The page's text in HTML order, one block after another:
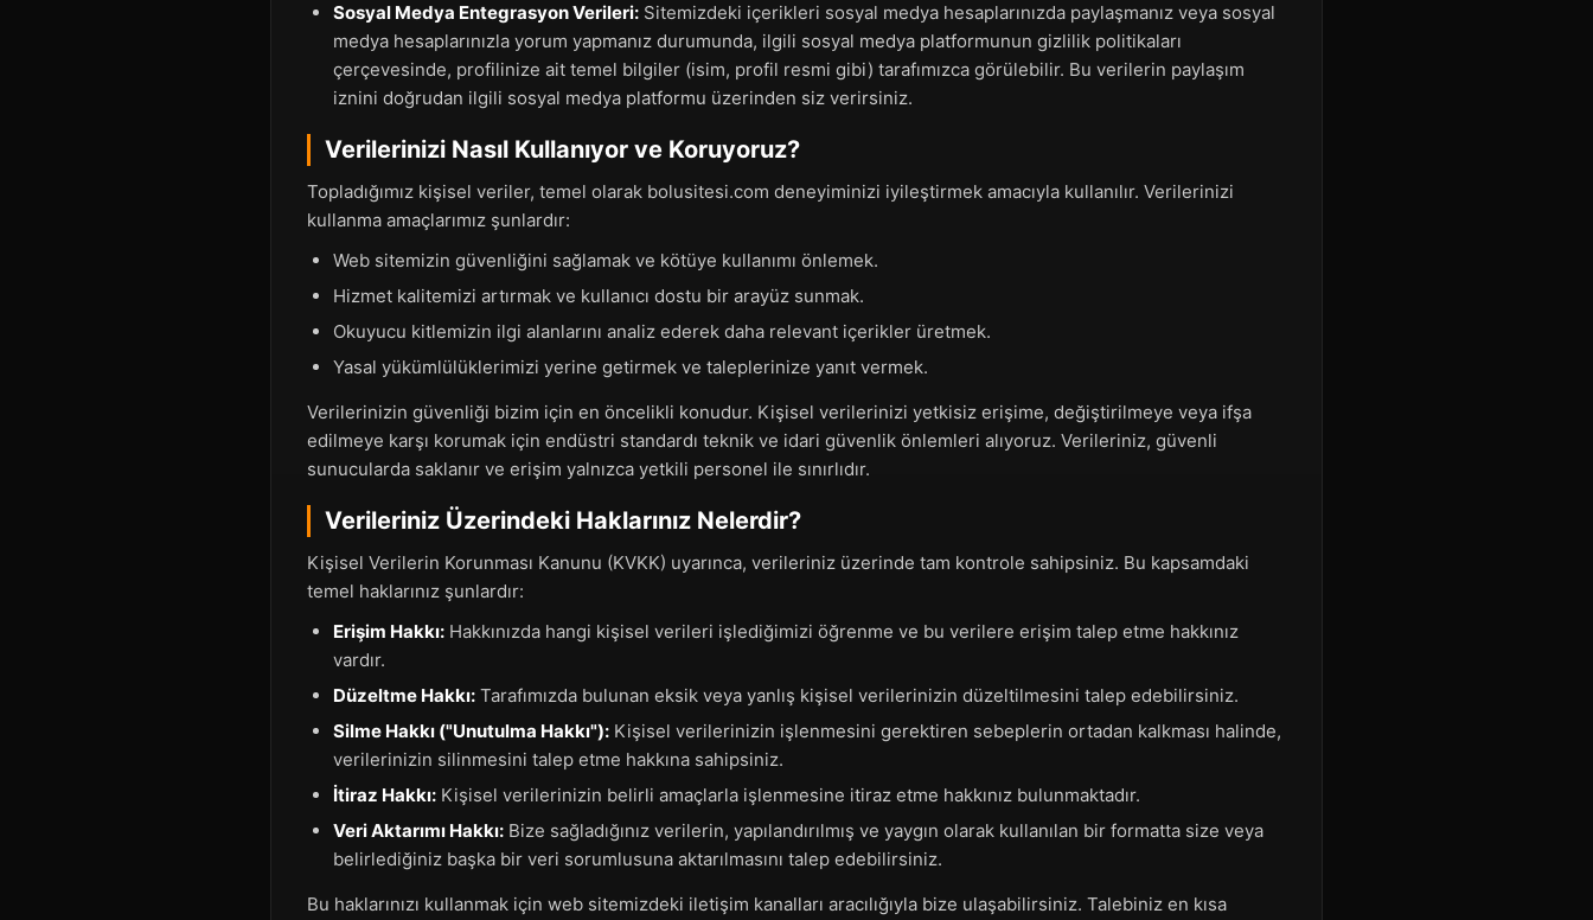
Sosyal Medya Entegrasyon Verileri: Sitemizdeki içerikleri sosyal medya hesaplarınızda paylaşmanız veya sosyal
medya hesaplarınızla yorum yapmanız durumunda, ilgili sosyal medya platformunun gizlilik politikaları
çerçevesinde, profilinize ait temel bilgiler (isim, profil resmi gibi) tarafımızca görülebilir. Bu verilerin paylaşım
iznini doğrudan ilgili sosyal medya platformu üzerinden siz verirsiniz.
Verilerinizi Nasıl Kullanıyor ve Koruyoruz?
Topladığımız kişisel veriler, temel olarak bolusitesi.com deneyiminizi iyileştirmek amacıyla kullanılır. Verilerinizi
kullanma amaçlarımız şunlardır:
Web sitemizin güvenliğini sağlamak ve kötüye kullanımı önlemek.
Hizmet kalitemizi artırmak ve kullanıcı dostu bir arayüz sunmak.
Okuyucu kitlemizin ilgi alanlarını analiz ederek daha relevant içerikler üretmek.
Yasal yükümlülüklerimizi yerine getirmek ve taleplerinize yanıt vermek.
Verilerinizin güvenliği bizim için en öncelikli konudur. Kişisel verilerinizi yetkisiz erişime, değiştirilmeye veya ifşa
edilmeye karşı korumak için endüstri standardı teknik ve idari güvenlik önlemleri alıyoruz. Verileriniz, güvenli
sunucularda saklanır ve erişim yalnızca yetkili personel ile sınırlıdır.
Verileriniz Üzerindeki Haklarınız Nelerdir?
Kişisel Verilerin Korunması Kanunu (KVKK) uyarınca, verileriniz üzerinde tam kontrole sahipsiniz. Bu kapsamdaki
temel haklarınız şunlardır:
Erişim Hakkı: Hakkınızda hangi kişisel verileri işlediğimizi öğrenme ve bu verilere erişim talep etme hakkınız
vardır.
Düzeltme Hakkı: Tarafımızda bulunan eksik veya yanlış kişisel verilerinizin düzeltilmesini talep edebilirsiniz.
Silme Hakkı ("Unutulma Hakkı"): Kişisel verilerinizin işlenmesini gerektiren sebeplerin ortadan kalkması halinde,
verilerinizin silinmesini talep etme hakkına sahipsiniz.
İtiraz Hakkı: Kişisel verilerinizin belirli amaçlarla işlenmesine itiraz etme hakkınız bulunmaktadır.
Veri Aktarımı Hakkı: Bize sağladığınız verilerin, yapılandırılmış ve yaygın olarak kullanılan bir formatta size veya
belirlediğiniz başka bir veri sorumlusuna aktarılmasını talep edebilirsiniz.
Bu haklarınızı kullanmak için web sitemizdeki iletişim kanalları aracılığıyla bize ulaşabilirsiniz. Talebiniz en kısa